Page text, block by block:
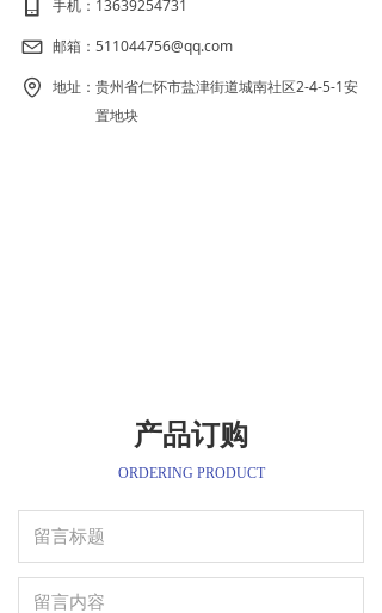
手机： 13639254731
邮箱： 511044756@qq.com
地址： 贵州省仁怀市盐津街道城南社区2-4-5-1安
置地块
产品订购
ORDERING PRODUCT